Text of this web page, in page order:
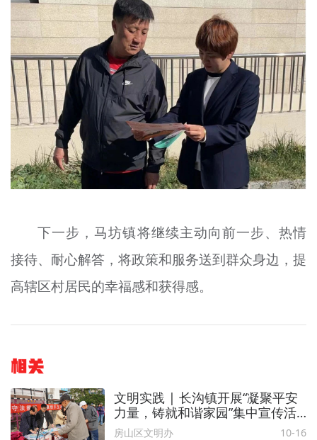
下一步，马坊镇将继续主动向前一步、热情
接待、耐心解答，将政策和服务送到群众身边，提
高辖区村居民的幸福感和获得感。
相关
文明实践 | 长沟镇开展“凝聚平安
力量，铸就和谐家园”集中宣传活
动
房山区文明办 10-16